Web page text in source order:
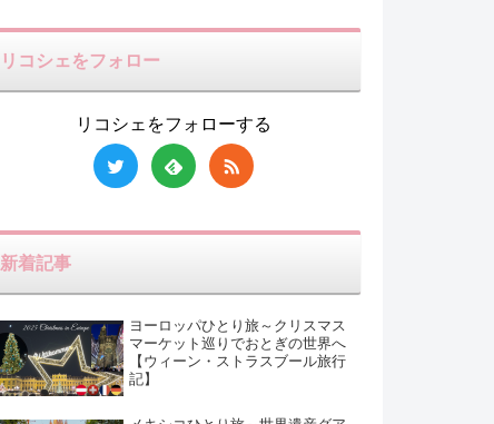
リコシェをフォロー
リコシェをフォローする
新着記事
ヨーロッパひとり旅～クリスマス
マーケット巡りでおとぎの世界へ
【ウィーン・ストラスブール旅行
記】